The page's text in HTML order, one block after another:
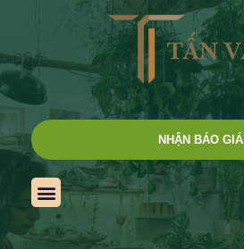
NHẬN BÁO GIÁ